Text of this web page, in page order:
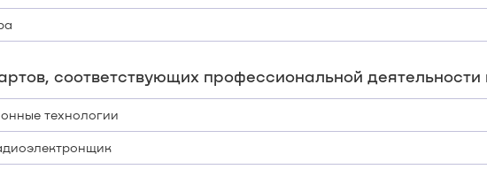
соответствующих профессиональной деятельности
технологии